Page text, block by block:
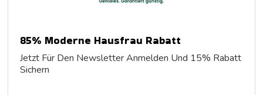
85% Moderne Hausfrau Rabatt
Jetzt Für Den Newsletter Anmelden Und 15% Rabatt
Sichern